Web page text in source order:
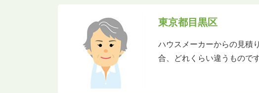
東京都目黒区
ハウスメーカーからの見積
合、どれくらい違うもので